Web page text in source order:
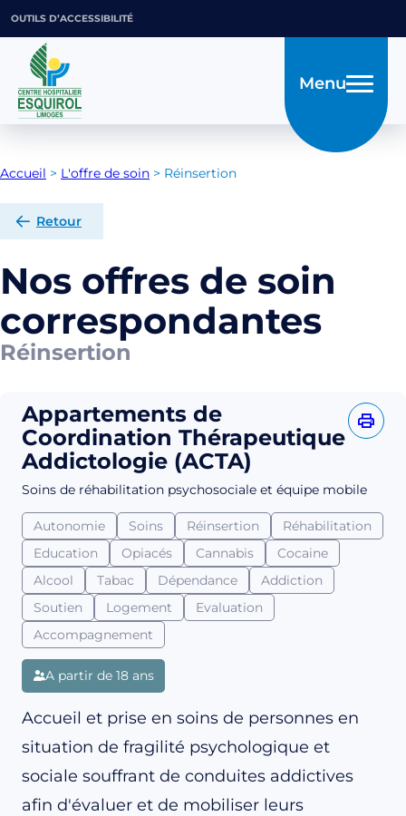
OUTILS D’ACCESSIBILITÉ
Menu
Accueil > L'offre de soin > Réinsertion
Retour
Nos offres de soin
correspondantes
Réinsertion
Appartements de
Coordination Thérapeutique
Addictologie (ACTA)
Soins de réhabilitation psychosociale et équipe mobile
Autonomie Soins Réinsertion
Réhabilitation
Education
Opiacés Cannabis
Cocaine
Alcool
Tabac Dépendance
Addiction
Soutien
Logement
Evaluation
Accompagnement
A partir de 18 ans
Accueil et prise en soins de personnes en
situation de fragilité psychologique et
sociale souffrant de conduites addictives
afin d'évaluer et de mobiliser leurs